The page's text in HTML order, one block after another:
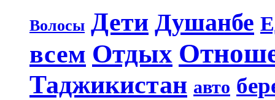
Волосы Дети Душанбе
всем Отдых
Таджикистан авто